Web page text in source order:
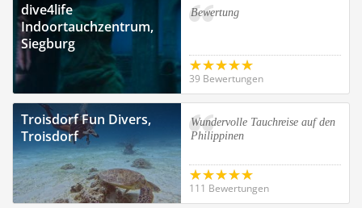
dive4life
Indoortauchzentrum,
Siegburg
Bewertung
39 Bewertungen
Troisdorf Fun Divers,
Troisdorf
Wundervolle Tauchreise auf den
Philippinen
111 Bewertungen